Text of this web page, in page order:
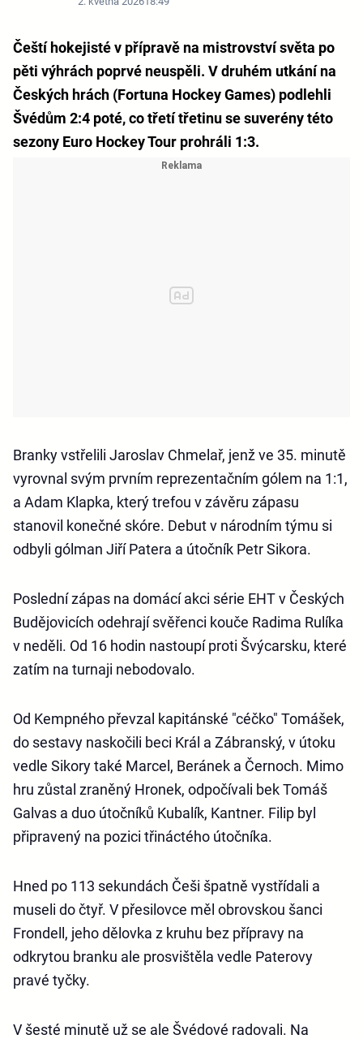
Čeští hokejisté v přípravě na mistrovství světa po
pěti výhrách poprvé neuspěli. V druhém utkání na
Českých hrách (Fortuna Hockey Games) podlehli
Švédům 2:4 poté, co třetí třetinu se suverény této
sezony Euro Hockey Tour prohráli 1:3.
Branky vstřelili Jaroslav Chmelař, jenž ve 35. minutě
vyrovnal svým prvním reprezentačním gólem na 1:1,
a Adam Klapka, který trefou v závěru zápasu
stanovil konečné skóre. Debut v národním týmu si
odbyli gólman Jiří Patera a útočník Petr Sikora.
Poslední zápas na domácí akci série EHT v Českých
Budějovicích odehrají svěřenci kouče Radima Rulíka
v neděli. Od 16 hodin nastoupí proti Švýcarsku, které
zatím na turnaji nebodovalo.
Od Kempného převzal kapitánské "céčko" Tomášek,
do sestavy naskočili beci Král a Zábranský, v útoku
vedle Sikory také Marcel, Beránek a Černoch. Mimo
hru zůstal zraněný Hronek, odpočívali bek Tomáš
Galvas a duo útočníků Kubalík, Kantner. Filip byl
připravený na pozici třináctého útočníka.
Hned po 113 sekundách Češi špatně vystřídali a
museli do čtyř. V přesilovce měl obrovskou šanci
Frondell, jeho dělovka z kruhu bez přípravy na
odkrytou branku ale prosvištěla vedle Paterovy
pravé tyčky.
V šesté minutě už se ale Švédové radovali. Na